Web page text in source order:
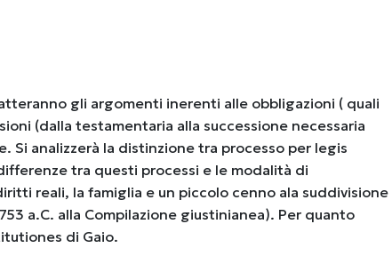
gli argomenti inerenti alle obbligazioni ( quali
(dalla testamentaria alla successione necessaria
analizzerà la distinzione tra processo per legis
tra questi processi e le modalità di
reali, la famiglia e un piccolo cenno ala suddivisione
a.C. alla Compilazione giustinianea). Per quanto
di Gaio.